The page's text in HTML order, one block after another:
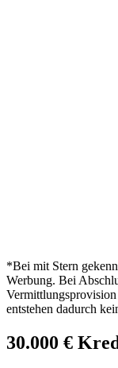
*Bei mit Stern
Werbung. Bei
entstehen dadurch
30.000 €